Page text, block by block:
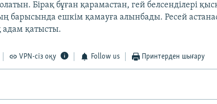
Бірақ бұған қарамастан, гей белсенділері
барысында ешкім қамауға алынбады. Ресей
қатысты.
VPN-сіз оқу Follow us Принтерден шығару